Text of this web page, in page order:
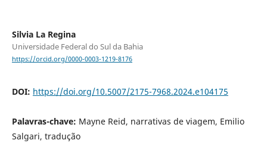
Silvia La Regina
Universidade Federal do Sul da Bahia
https://orcid.org/0000-0003-1219-8176
DOI: https://doi.org/10.5007/2175-7968.2024.e104175
Palavras-chave: Mayne Reid, narrativas de viagem, Emilio
Salgari, tradução